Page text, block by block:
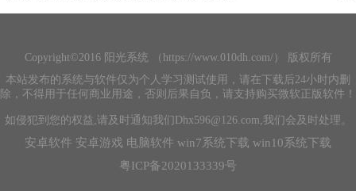
Copyright©2016 阳光系统 （https://www.010dh.com/） 版权所有
本站发布的系统与软件仅为个人学习测试使用，请在下载后24小时内删
除，不得用于任何商业用途，否则后果自负，请支持购买微软正版软件！
如侵犯到您的权益,请及时通知我们Dhx596@126.com,我们会及时处理。
安卓软件 安卓游戏 电脑软件 win7系统下载 win10系统下载
粤ICP备2020133339号